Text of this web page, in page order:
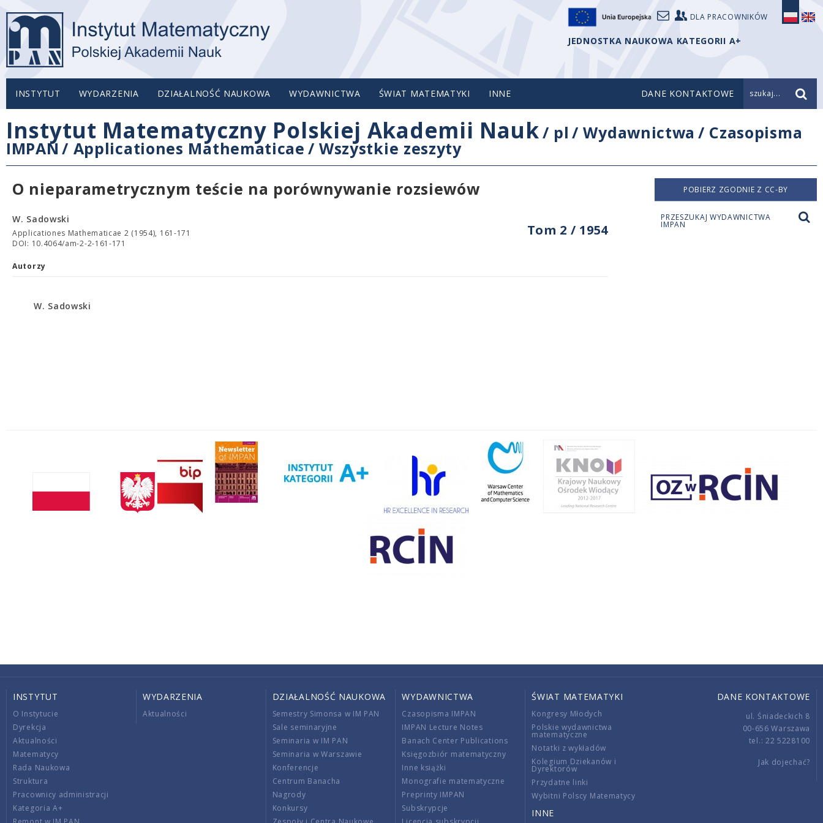
DLA PRACOWNIKÓW
JEDNOSTKA NAUKOWA KATEGORII A+
INSTYTUT WYDARZENIA DZIAŁALNOŚĆ NAUKOWA WYDAWNICTWA ŚWIAT MATEMATYKI INNE DANE KONTAKTOWE szukaj...
Instytut Matematyczny Polskiej Akademii Nauk/ pl /Wydawnictwa / Czasopisma
IMPAN / Applicationes Mathematicae / Wszystkie zeszyty
O nieparametrycznym teście na porównywanie rozsiewów
Tom 2 / 1954
W. Sadowski
Applicationes Mathematicae 2 (1954), 161-171
DOI: 10.4064/am-2-2-161-171
Autorzy
W. Sadowski
POBIERZ ZGODNIE Z CC-BY
PRZESZUKAJ WYDAWNICTWA
IMPAN
INSTYTUT
O Instytucie
Dyrekcja
Aktualności
Matematycy
Rada Naukowa
Struktura
Pracownicy administracji
Kategoria A+
WYDARZENIA
Aktualności
DZIAŁALNOŚĆ NAUKOWA
Semestry Simonsa w IM PAN
Sale seminaryjne
Seminaria w IM PAN
Seminaria w Warszawie
Konferencje
Centrum Banacha
Nagrody
Konkursy
WYDAWNICTWA
Czasopisma IMPAN
IMPAN Lecture Notes
Banach Center Publications
Księgozbiór matematyczny
Inne książki
Monografie matematyczne
Preprinty IMPAN
Subskrypcje
ŚWIAT MATEMATYKI
Kongresy Młodych
Polskie wydawnictwa
matematyczne
Notatki z wykładów
Kolegium Dziekanów i
Dyrektorów
Przydatne linki
Wybitni Polscy Matematycy
INNE
DANE KONTAKTOWE
ul. Śniadeckich 8
00-656 Warszawa
tel.: 22 5228100
Jak dojechać?